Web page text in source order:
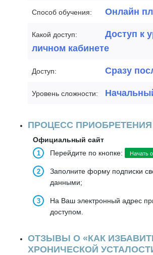
Способ обучения: Онлайн
Какой доступ:
Доступ к
личном кабинете
Доступ: Сразу
Уровень сложности:
ПРОЦЕСС ПРИОБРЕТЕНИЯ
Официальный сайт
Перейдите по кнопке:
Начать
Заполните форму подписки
данными;
На Ваш электронный адрес
доступом.
ОТЗЫВЫ О «КАК
ХРОНИЧЕСКОЙ